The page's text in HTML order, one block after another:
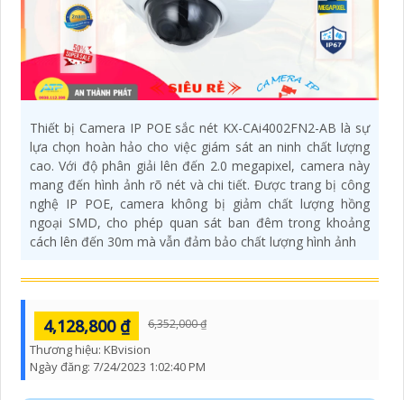
Thiết bị Camera IP POE sắc nét KX-CAi4002FN2-AB là sự
lựa chọn hoàn hảo cho việc giám sát an ninh chất lượng
cao. Với độ phân giải lên đến 2.0 megapixel, camera này
mang đến hình ảnh rõ nét và chi tiết. Được trang bị công
nghệ IP POE, camera không bị giảm chất lượng hồng
ngoại SMD, cho phép quan sát ban đêm trong khoảng
cách lên đến 30m mà vẫn đảm bảo chất lượng hình ảnh
4,128,800 ₫ 6,352,000 ₫
Thương hiệu: KBvision
Ngày đăng: 7/24/2023 1:02:40 PM